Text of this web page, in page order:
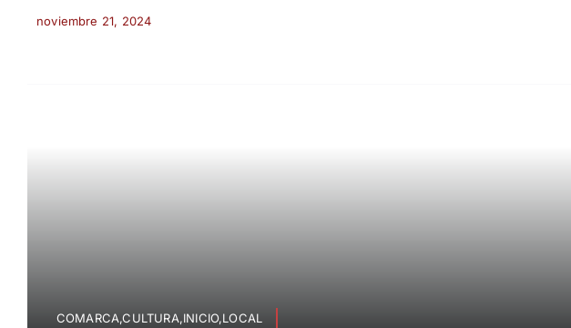
noviembre 21, 2024
COMARCA,CULTURA,INICIO,LOCAL